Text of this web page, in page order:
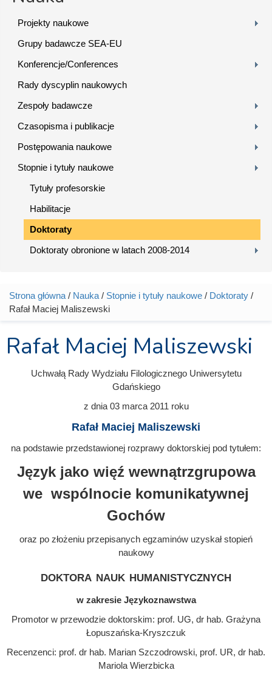
Projekty naukowe
Grupy badawcze SEA-EU
Konferencje/Conferences
Rady dyscyplin naukowych
Zespoły badawcze
Czasopisma i publikacje
Postępowania naukowe
Stopnie i tytuły naukowe
Tytuły profesorskie
Habilitacje
Doktoraty
Doktoraty obronione w latach 2008-2014
Jesteś tutaj
Strona główna / Nauka / Stopnie i tytuły naukowe / Doktoraty /
Rafał Maciej Maliszewski
Rafał Maciej Maliszewski
Uchwałą Rady Wydziału Filologicznego Uniwersytetu
Gdańskiego
z dnia 03 marca 2011 roku
Rafał Maciej Maliszewski
na podstawie przedstawionej rozprawy doktorskiej pod tytułem:
Język jako więź wewnątrzgrupowa
we wspólnocie komunikatywnej
Gochów
oraz po złożeniu przepisanych egzaminów uzyskał stopień
naukowy
doktora nauk humanistycznych
w zakresie Językoznawstwa
Promotor w przewodzie doktorskim: prof. UG, dr hab. Grażyna
Łopuszańska-Kryszczuk
Recenzenci: prof. dr hab. Marian Szczodrowski, prof. UR, dr hab.
Mariola Wierzbicka